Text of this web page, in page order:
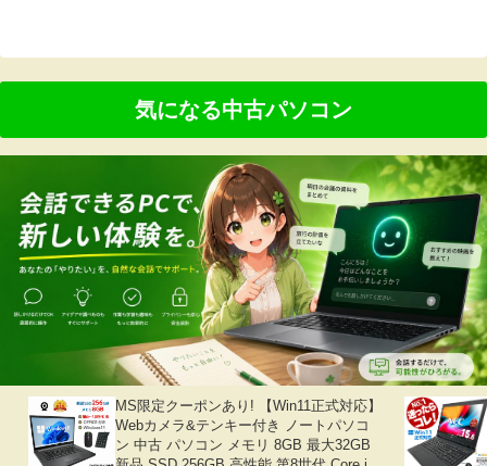
気になる中古パソコン
MS限定クーポンあり! 【Win11正式対応】
Webカメラ&テンキー付き ノートパソコ
ン 中古 パソコン メモリ 8GB 最大32GB